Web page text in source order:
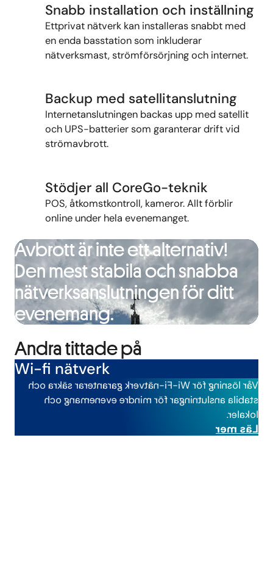
Snabb installation och inställning
Ettprivat nätverk kan installeras snabbt med
en enda basstation som inkluderar
nätverksmast, strömförsörjning och internet.
Backup med satellitanslutning
Internetanslutningen backas upp med satellit
och UPS-batterier som garanterar drift vid
strömavbrott.
Stödjer all CoreGo-teknik
POS,åtkomstkontroll, kameror.Allt förblir
online under hela evenemanget.
Avbrott är inte ett alternativ!
Den mest stabila och snabba
nätverksanslutningen för ditt
evenemang.
Andra tittade på
Wi-fi nätverk
Vår lösning för Wi-Fi-nätverk
garanterar
säkra och
stabila anslutningar för
mindre
evenemang
och
lokaler.
Läs mer